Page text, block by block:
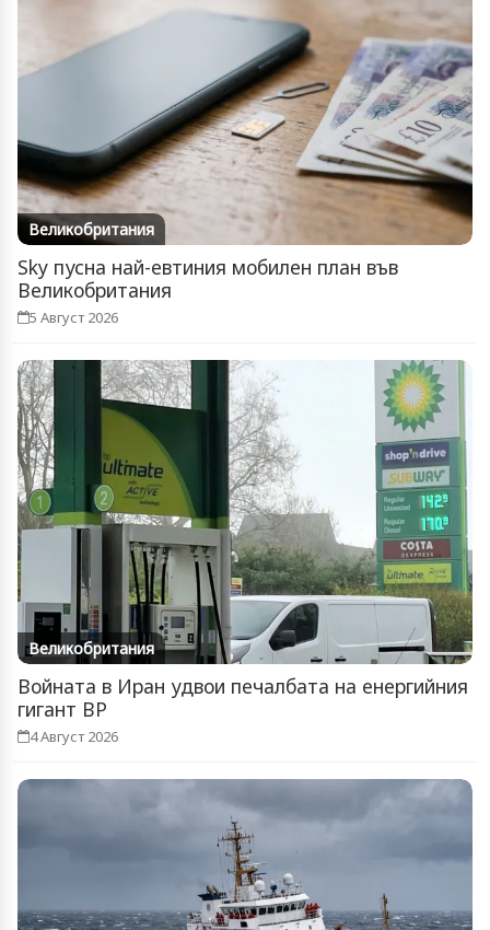
Великобритания
Sky пусна най-евтиния мобилен план във
Великобритания
5 Август 2026
Великобритания
Войната в Иран удвои печалбата на енергийния
гигант BP
4 Август 2026